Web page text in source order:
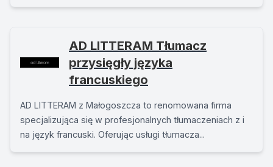
AD LITTERAM Tłumacz
przysięgły języka
francuskiego
AD LITTERAM z Małogoszcza to renomowana firma
specjalizująca się w profesjonalnych tłumaczeniach z i
na język francuski. Oferując usługi tłumacza...